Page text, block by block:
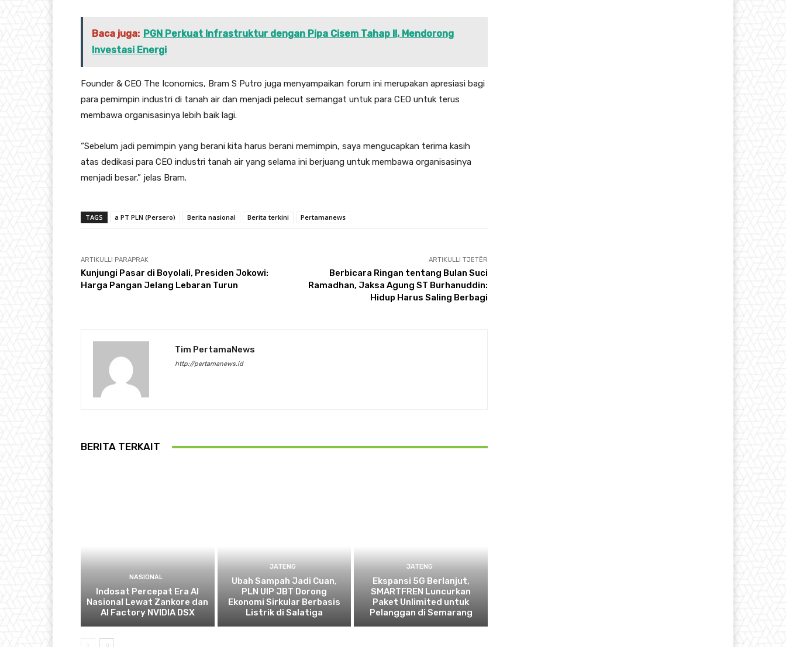
Baca juga: PGN Perkuat Infrastruktur dengan Pipa Cisem Tahap II, Mendorong
Investasi Energi
Founder & CEO The Iconomics, Bram S Putro juga menyampaikan forum ini merupakan apresiasi bagi
para pemimpin industri di tanah air dan menjadi pelecut semangat untuk para CEO untuk terus
membawa organisasinya lebih baik lagi.
“Sebelum jadi pemimpin yang berani kita harus berani memimpin, saya mengucapkan terima kasih
atas dedikasi para CEO industri tanah air yang selama ini berjuang untuk membawa organisasinya
menjadi besar,” jelas Bram.
TAGS a PT PLN (Persero) Berita nasional Berita terkini Pertamanews
ARTIKULLI PARAPRAK
Kunjungi Pasar di Boyolali, Presiden Jokowi:
Harga Pangan Jelang Lebaran Turun
ARTIKULLI TJETËR
Berbicara Ringan tentang Bulan Suci
Ramadhan, Jaksa Agung ST Burhanuddin:
Hidup Harus Saling Berbagi
Tim PertamaNews
http://pertamanews.id
BERITA TERKAIT
NASIONAL
Indosat Percepat Era AI
Nasional Lewat Zankore dan
AI Factory NVIDIA DSX
JATENG
Ubah Sampah Jadi Cuan,
PLN UIP JBT Dorong
Ekonomi Sirkular Berbasis
Listrik di Salatiga
JATENG
Ekspansi 5G Berlanjut,
SMARTFREN Luncurkan
Paket Unlimited untuk
Pelanggan di Semarang